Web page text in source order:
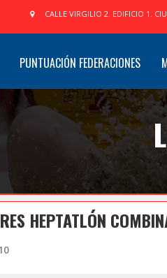
CALLE VIRGILIO 2. EDIFICIO 1.
PUNTUACIÓN FEDERACIONES
HEPTATLÓN